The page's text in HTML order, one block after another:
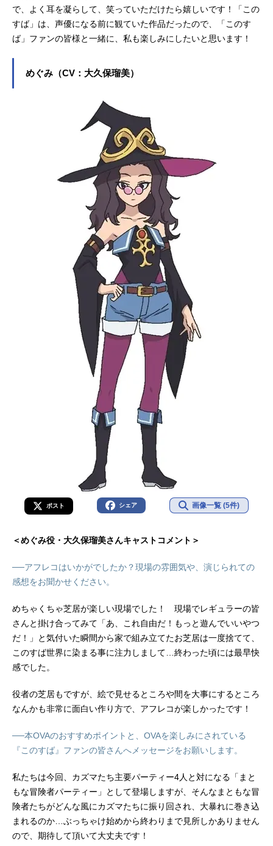
で、よく耳を凝らして、笑っていただけたら嬉しいです！「この
すば」は、声優になる前に観ていた作品だったので、「このす
ば」ファンの皆様と一緒に、私も楽しみにしたいと思います！
めぐみ（CV：大久保瑠美）
ポスト シェア 画像一覧 (5件)
＜めぐみ役・大久保瑠美さんキャストコメント＞
──アフレコはいかがでしたか？現場の雰囲気や、演じられての
感想をお聞かせください。
めちゃくちゃ芝居が楽しい現場でした！ 現場でレギュラーの皆
さんと掛け合ってみて「あ、これ自由だ！もっと遊んでいいやつ
だ！」と気付いた瞬間から家で組み立てたお芝居は一度捨てて、
このすば世界に染まる事に注力しまして…終わった頃には最早快
感でした。
役者の芝居もですが、絵で見せるところや間を大事にするところ
なんかも非常に面白い作り方で、アフレコが楽しかったです！
──本OVAのおすすめポイントと、OVAを楽しみにされている
『このすば』ファンの皆さんへメッセージをお願いします。
私たちは今回、カズマたち主要パーティー4人と対になる「まと
もな冒険者パーティー」として登場しますが、そんなまともな冒
険者たちがどんな風にカズマたちに振り回され、大暴れに巻き込
まれるのか…ぶっちゃけ始めから終わりまで見所しかありません
ので、期待して頂いて大丈夫です！